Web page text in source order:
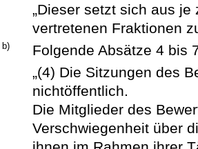
„Dieser setzt sich aus
vertretenen Fraktionen
b)
Folgende Absätze 4 bis
„(4) Die Sitzungen des
nichtöffentlich.
Die Mitglieder des
Verschwiegenheit über